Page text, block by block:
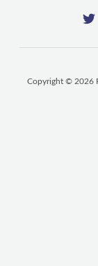
Copyright © 2026